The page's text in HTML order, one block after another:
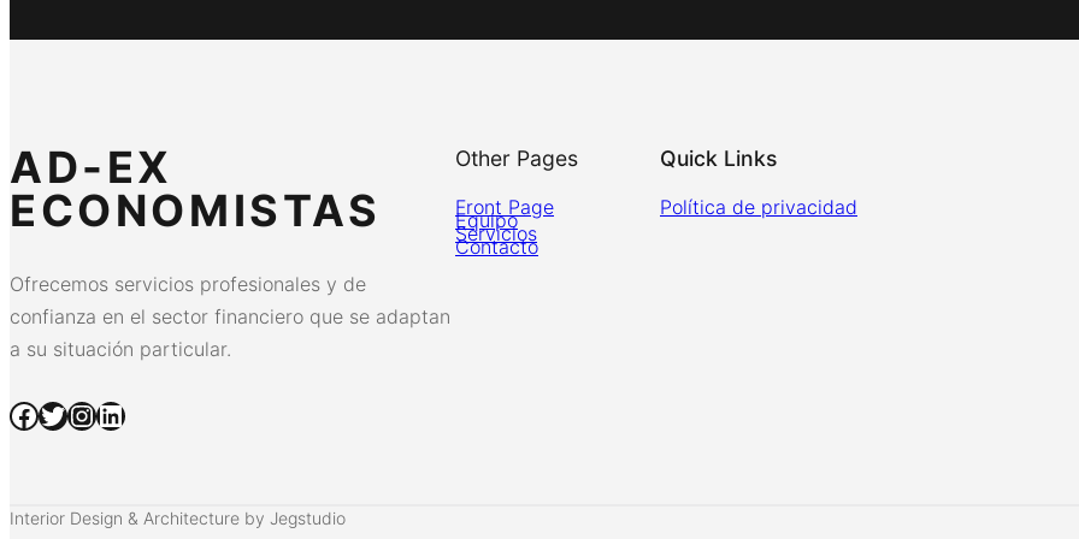
AD-EX
ECONOMISTAS
Ofrecemos servicios profesionales y de
confianza en el sector financiero que se adaptan
a su situación particular.
Facebook Twitter InstagramLinkedIn
Other Pages
Front Page
Equipo
Servicios
Contacto
Quick Links
Política de privacidad
Interior Design & Architecture by Jegstudio